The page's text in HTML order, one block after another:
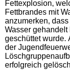
Fettexplosion,
Fettbrandes mit
anzumerken,
Wasser
geschüttet wurde.
der
erfolgreich